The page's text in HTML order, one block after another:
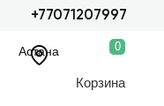
+77071207997
Астана 0
Корзина